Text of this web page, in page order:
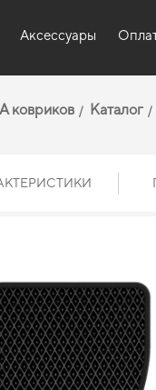
Аксессуары
ковриков Каталог